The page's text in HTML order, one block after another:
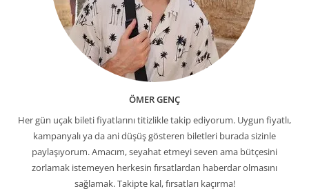
ÖMER GENÇ
Her gün uçak bileti fiyatlarını titizlikle takip ediyorum. Uygun fiyatlı,
kampanyalı ya da ani düşüş gösteren biletleri burada sizinle
paylaşıyorum. Amacım, seyahat etmeyi seven ama bütçesini
zorlamak istemeyen herkesin fırsatlardan haberdar olmasını
sağlamak. Takipte kal, fırsatları kaçırma!